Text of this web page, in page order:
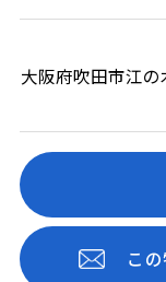
大阪府吹田市江
こ